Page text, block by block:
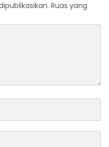
Ruas yang